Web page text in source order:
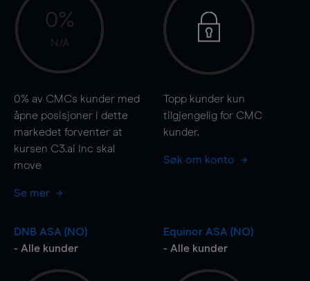
0%
N/A
0% av CMCs kunder med
åpne posisjoner i dette
markedet forventer at
kursen C3.ai Inc skal
move
Se mer
Topp kunder kun
tilgjengelig for CMC
kunder.
Søk om konto
DNB ASA (NO)
- Alle kunder
Equinor ASA (NO)
- Alle kunder